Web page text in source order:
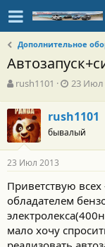
Дополнительное
А
т
о
р
т
е
м
ы
rush1101
Д
а
н
а
л
а
23 Июл
rush1101
бывалый
23 Июл 2013
Приветствую
обладателем
мало хочу